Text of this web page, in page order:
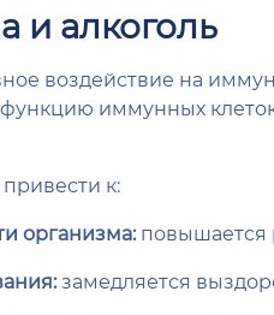
и алкоголь
воздействие на
иммунных
к:
организма:повышается
замедляется